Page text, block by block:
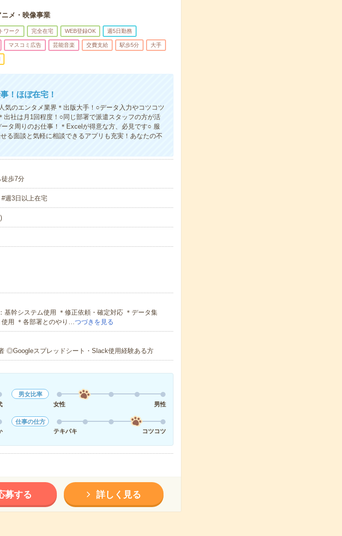
ニメ・映像事業
ワーク 完全在宅 WEB登録OK 週5日勤務
マスコミ広告 芸能音楽 交費支給 駅歩5分 大手
！ほぼ在宅！
のエンタメ業界＊出版大手！○データ入力やコツコツ
社は月1回程度！○同じ部署で派遣スタッフの方が活
タ周りのお仕事！＊Excelが得意な方、必見です○ 服
る面談と気軽に相談できるアプリも充実！あなたの不
歩7分
3日以上在宅
基幹システム使用 ＊修正依頼・確定対応 ＊データ集
使用 ＊各部署とのやり…つづきを見る
◎Googleスプレッドシート・Slack使用経験ある方
男女比率
女性
男性
仕事の仕方
テキパキ
コツコツ
募する 詳しく見る